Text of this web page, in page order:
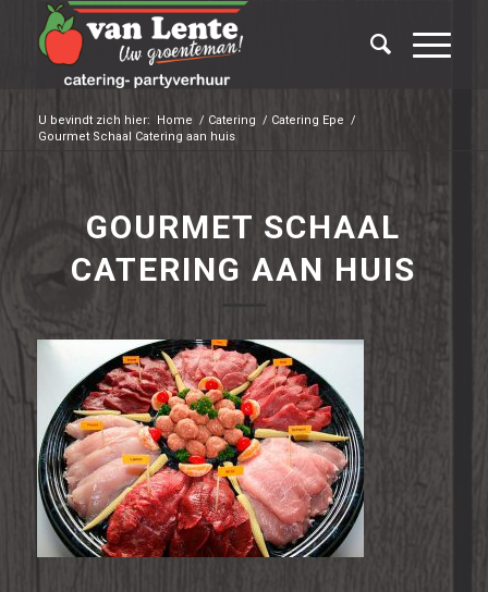
U bevindt zich hier: Home / Catering / Catering Epe /
Gourmet Schaal Catering aan huis
GOURMET SCHAAL
CATERING AAN HUIS